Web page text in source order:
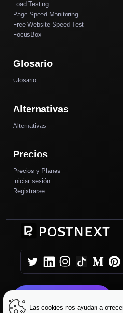
Load Testing
Page Speed Monitoring
Free Website Speed Test
FocusBox
Glosario
Glosario
Alternativas
Alternativas
Precios
Precios y Planes
Iniciar sesión
Registrarse
Las cookies nos ayudan a